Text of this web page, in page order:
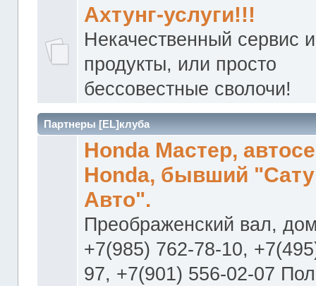
Ахтунг-услуги!!!
Некачественный сервис и
продукты, или просто
бессовестные сволочи!
Партнеры [EL]клуба
Honda Мастер,
Honda, бывший
Авто".
Преображенский вал,
+7(985) 762-78-10,
97, +7(901) 556-02-07